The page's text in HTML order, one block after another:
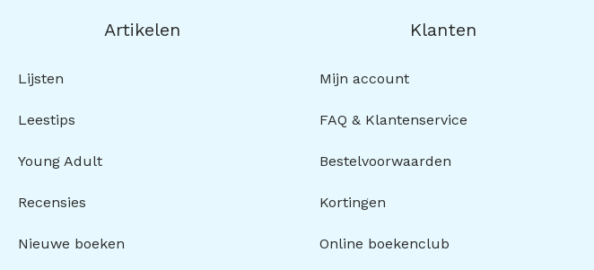
Artikelen
Lijsten
Leestips
Young Adult
Recensies
Nieuwe boeken
Klanten
Mijn account
FAQ & Klantenservice
Bestelvoorwaarden
Kortingen
Online boekenclub